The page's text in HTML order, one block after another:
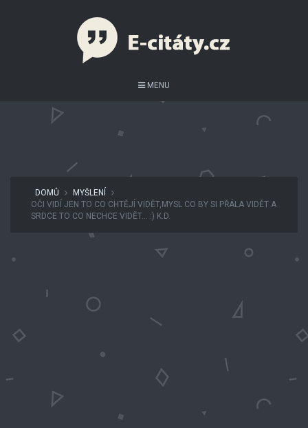
MENU
DOMŮ
MYŠLENÍ
OČI VIDÍ JEN TO CO CHTĚJÍ VIDĚT,MYSL CO BY SI PŘÁLA VIDĚT A
SRDCE TO CO NECHCE VIDĚT… :) K.D.